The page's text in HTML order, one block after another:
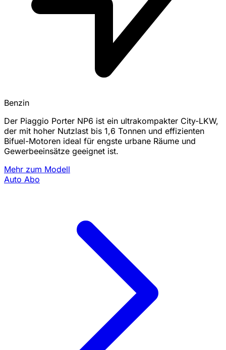
Benzin
Der Piaggio Porter NP6 ist ein ultrakompakter City-LKW,
der mit hoher Nutzlast bis 1,6 Tonnen und effizienten
Bifuel-Motoren ideal für engste urbane Räume und
Gewerbeeinsätze geeignet ist.
Mehr zum Modell
Auto Abo